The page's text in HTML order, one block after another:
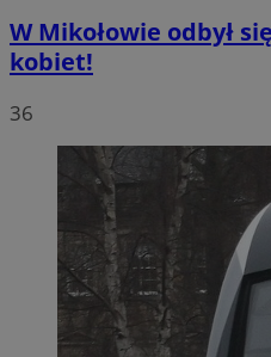
W Mikołowie odbył
kobiet!
36